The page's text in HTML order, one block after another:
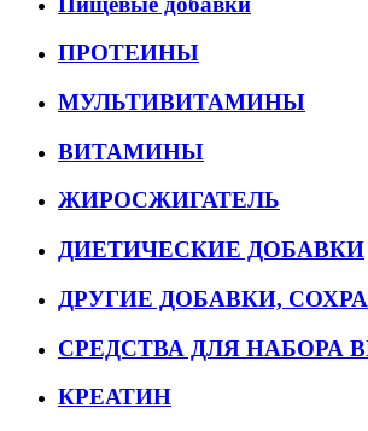
ПРОТЕИНЫ
МУЛЬТИВИТАМИНЫ
ВИТАМИНЫ
ЖИРОСЖИГАТЕЛЬ
ДИЕТИЧЕСКИЕ ДОБАВКИ
ДРУГИЕ ДОБАВКИ,
СРЕДСТВА ДЛЯ НАБОРА
КРЕАТИН